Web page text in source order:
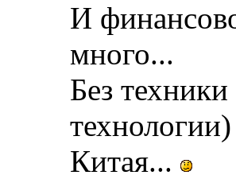
И
много...
Без
Китая...